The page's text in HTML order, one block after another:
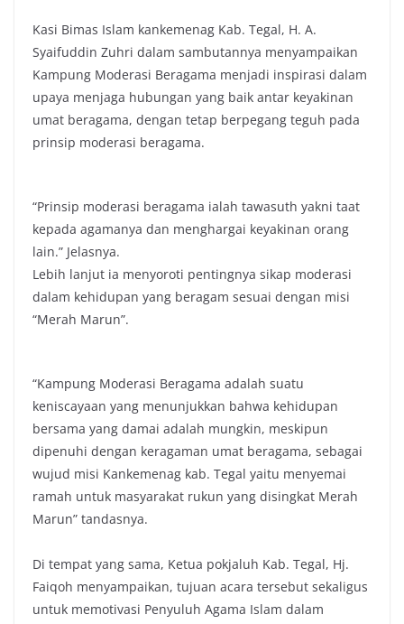
Kasi Bimas Islam kankemenag Kab. Tegal, H. A.
Syaifuddin Zuhri dalam sambutannya menyampaikan
Kampung Moderasi Beragama menjadi inspirasi dalam
upaya menjaga hubungan yang baik antar keyakinan
umat beragama, dengan tetap berpegang teguh pada
prinsip moderasi beragama.
“Prinsip moderasi beragama ialah tawasuth yakni taat
kepada agamanya dan menghargai keyakinan orang
lain.” Jelasnya.
Lebih lanjut ia menyoroti pentingnya sikap moderasi
dalam kehidupan yang beragam sesuai dengan misi
“Merah Marun”.
“Kampung Moderasi Beragama adalah suatu
keniscayaan yang menunjukkan bahwa kehidupan
bersama yang damai adalah mungkin, meskipun
dipenuhi dengan keragaman umat beragama, sebagai
wujud misi Kankemenag kab. Tegal yaitu menyemai
ramah untuk masyarakat rukun yang disingkat Merah
Marun” tandasnya.
Di tempat yang sama, Ketua pokjaluh Kab. Tegal, Hj.
Faiqoh menyampaikan, tujuan acara tersebut sekaligus
untuk memotivasi Penyuluh Agama Islam dalam